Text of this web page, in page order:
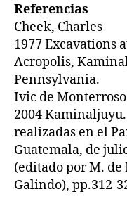
Referencias
Cheek, Charles
1977 Excavations
Acropolis,
Pennsylvania.
Ivic de
2004
realizadas en el
Guatemala, de
(editado por M.
Galindo), pp.312-